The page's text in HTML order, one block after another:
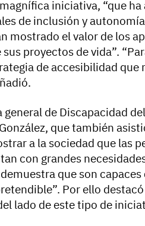
iniciativa, “que
de inclusión y
mostrado el valor de los
proyectos de vida”.
de accesibilidad
de Discapacidad
que también
a la sociedad que las
con grandes
que son
Por ello
lado de este tipo de